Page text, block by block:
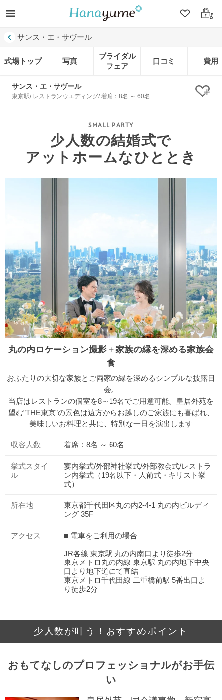
クリップ
ログ
サンス・エ・サヴール
式場トップ 写真
ブライダル
フェア
口コミ 費用
サンス・エ・サヴール
東京駅/ レストランウエディング/ 着席：8名 ～ 60名 ク
少人数の結婚式で
アットホームなひととき
丸の内ロケーション撮影＋家族の縁を深める家族会
食
おふたりの大切な家族とご両家の縁を深めるシンプルな披露目
会。
当店はレストランの個室を8～19名でご用意可能。皇居外苑を
望む”THE東京”の景色は遠方からお越しのご家族にも喜ばれ、
美味しいお料理と共に、特別な一日を演出します
収容人数 着席：8名 ～ 60名
挙式スタイ
ル
宴内挙式/外部神社挙式/外部教会式/レストラ
ン内挙式（19名以下・人前式・キリスト挙
式）
所在地
東京都千代田区丸の内2-4-1 丸の内ビルディ
ング 35F
アクセス ■ 電車をご利用の場合
JR各線 東京駅 丸の内南口より徒歩2分
東京メトロ丸の内線 東京駅 丸の内地下中央
口より地下道にて直結
東京メトロ千代田線 二重橋前駅 5番出口よ
り徒歩2分
少人数が叶う！おすすめポイント
おもてなしのプロフェッショナルがお手伝
い